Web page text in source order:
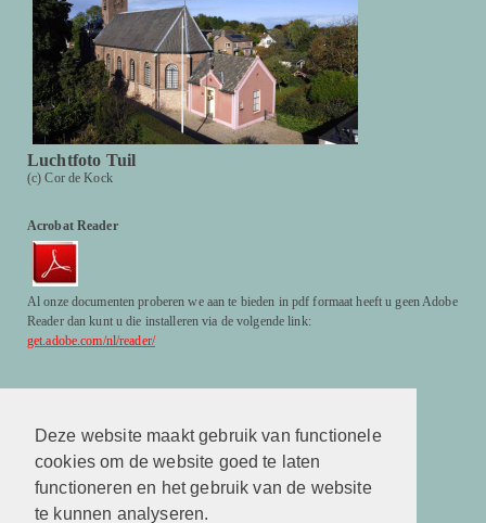
Deze website maakt gebruik van functionele
cookies om de website goed te laten
functioneren en het gebruik van de website
te kunnen analyseren.
Luchtfoto Tuil
(c) Cor de Kock
Acrobat Reader
Al onze documenten proberen we aan te bieden in pdf formaat heeft u geen Adobe
Reader dan kunt u die installeren via de volgende link:
get.adobe.com/nl/reader/
Facebook
http://www.facebook.com/hervormdekerktuil